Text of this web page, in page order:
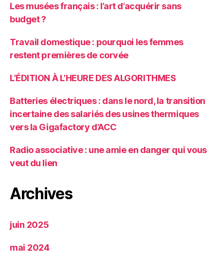
Les musées français : l’art d’acquérir sans
budget ?
Travail domestique : pourquoi les femmes
restent premières de corvée
L’ÉDITION À L’HEURE DES ALGORITHMES
Batteries électriques : dans le nord, la transition
incertaine des salariés des usines thermiques
vers la Gigafactory d’ACC
Radio associative : une amie en danger qui vous
veut du lien
Archives
juin 2025
mai 2024